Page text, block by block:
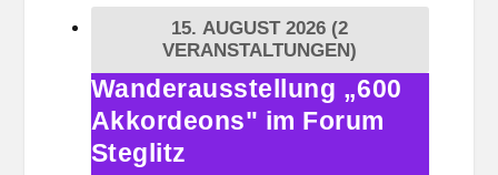
t
g
i
t
15. AUGUST 2026 (2
VERANSTALTUNGEN)
Wanderausstellung
„600
Akkordeons"
Wanderausstellung „600
Akkordeons" im Forum
Steglitz